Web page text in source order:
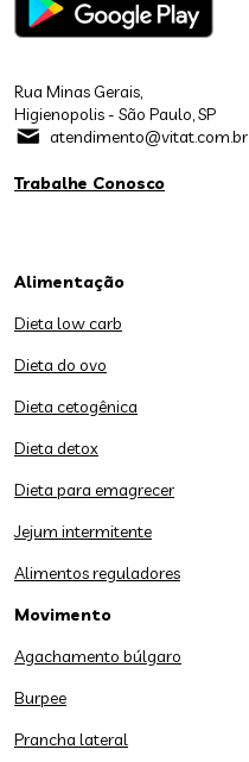
Rua Minas Gerais,
Higienopolis - São Paulo, SP
atendimento@vitat.com.br
Trabalhe Conosco
Alimentação
Dieta low carb
Dieta do ovo
Dieta cetogênica
Dieta detox
Dieta para emagrecer
Jejum intermitente
Alimentos reguladores
Movimento
Agachamento búlgaro
Burpee
Prancha lateral